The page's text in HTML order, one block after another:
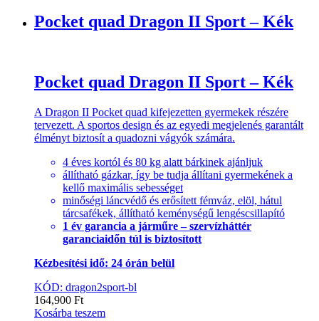
Pocket quad Dragon II Sport – Kék
Pocket quad Dragon II Sport – Kék
A Dragon II Pocket quad kifejezetten gyermekek részére
tervezett. A sportos design és az egyedi megjelenés garantált
élményt biztosít a quadozni vágyók számára.
4 éves kortól és 80 kg alatt bárkinek ajánljuk
állítható gázkar, így be tudja állítani gyermekének a
kellő maximális sebességet
minőségi láncvédő és erősített fémváz, elöl, hátul
tárcsafékek, állítható keménységű lengéscsillapító
1 év garancia a járműre – szervízháttér
garanciaidőn túl is biztosított
Kézbesítési idő: 24 órán belül
KÓD: dragon2sport-bl
164,900 Ft
Kosárba teszem